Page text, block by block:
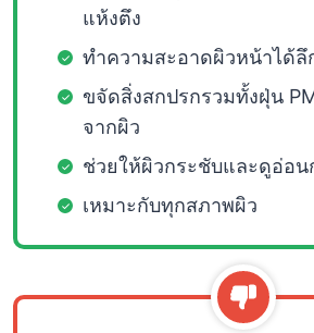
แห้งตึง
ทำความสะอาดผิวหน้าได้
ขจัดสิ่งสกปรกรวมทั้งฝุ่น
จากผิว
ช่วยให้ผิวกระชับและดูอ่อน
เหมาะกับทุกสภาพผิว